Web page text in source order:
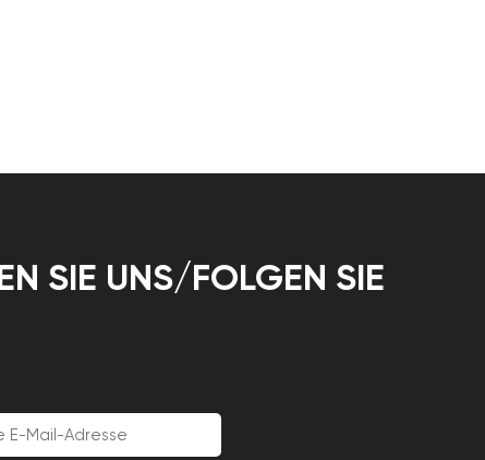
SIE UNS/FOLGEN SIE